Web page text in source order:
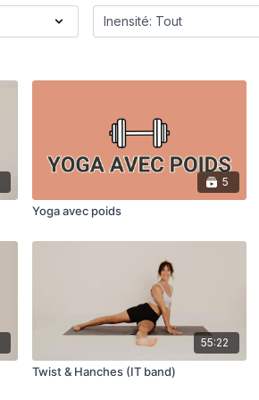
5
Yoga avec poids
55:22
Twist & Hanches (IT band)